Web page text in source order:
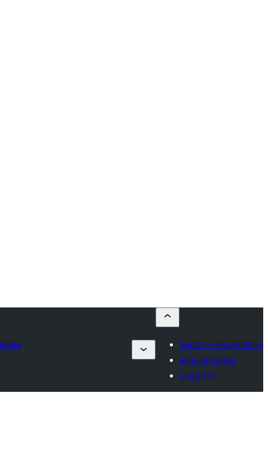
Send inn en utvidelse
Mine favoritter
Logg inn